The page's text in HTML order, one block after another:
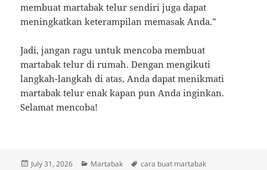
membuat martabak telur sendiri juga dapat
meningkatkan keterampilan memasak Anda.”
Jadi, jangan ragu untuk mencoba membuat
martabak telur di rumah. Dengan mengikuti
langkah-langkah di atas, Anda dapat menikmati
martabak telur enak kapan pun Anda inginkan.
Selamat mencoba!
Posted
July 31, 2026 Categories
Martabak Tags
cara buat martabak